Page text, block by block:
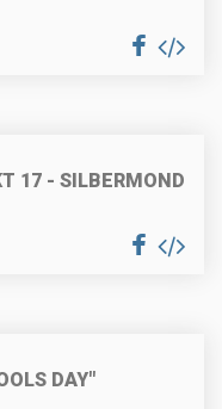
17 - SILBERMOND
DAY"